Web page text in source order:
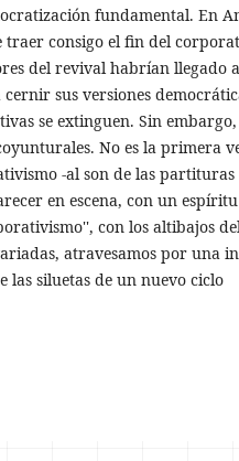
fundamental. En
traer consigo el fin del
del revival habrían llegado a
sus versiones
se extinguen. Sin
No es la primera
-al son de las partituras
en escena, con un espíritu
con los altibajos
atravesamos por una
las siluetas de un nuevo ciclo